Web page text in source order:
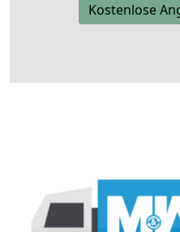
Kostenlose